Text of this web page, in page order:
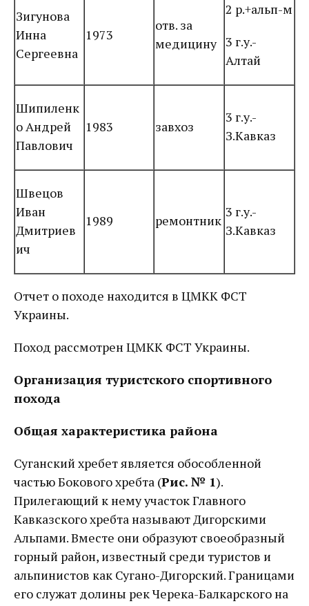
Зигунова
Инна
Сергеевна
1973
отв. за
медицину
2 р.+альп-м
3 г.у.-
Алтай
Шипиленк
о Андрей
Павлович
1983 завхоз
3 г.у.-
З.Кавказ
Швецов
Иван
Дмитриев
ич
1989 ремонтник
3 г.у.-
З.Кавказ
Отчет о походе находится в ЦМКК ФСТ
Украины.
Поход рассмотрен ЦМКК ФСТ Украины.
Организация туристского спортивного
похода
Общая характеристика района
Суганский хребет является обособленной
частью Бокового хребта (Рис. № 1).
Прилегающий к нему участок Главного
Кавказского хребта называют Дигорскими
Альпами. Вместе они образуют своеобразный
горный район, известный среди туристов и
альпинистов как Сугано-Дигорский. Границами
его служат долины рек Черека-Балкарского на